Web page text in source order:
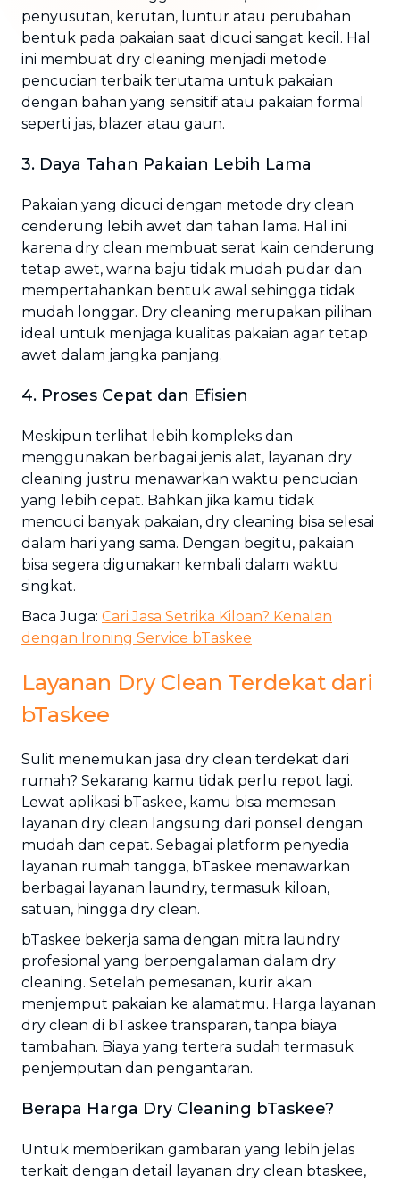
penyusutan, kerutan, luntur atau perubahan
bentuk pada pakaian saat dicuci sangat kecil. Hal
ini membuat dry cleaning menjadi metode
pencucian terbaik terutama untuk pakaian
dengan bahan yang sensitif atau pakaian formal
seperti jas, blazer atau gaun.
3. Daya Tahan Pakaian Lebih Lama
Pakaian yang dicuci dengan metode dry clean
cenderung lebih awet dan tahan lama. Hal ini
karena dry clean membuat serat kain cenderung
tetap awet, warna baju tidak mudah pudar dan
mempertahankan bentuk awal sehingga tidak
mudah longgar. Dry cleaning merupakan pilihan
ideal untuk menjaga kualitas pakaian agar tetap
awet dalam jangka panjang.
4. Proses Cepat dan Efisien
Meskipun terlihat lebih kompleks dan
menggunakan berbagai jenis alat, layanan dry
cleaning justru menawarkan waktu pencucian
yang lebih cepat. Bahkan jika kamu tidak
mencuci banyak pakaian, dry cleaning bisa selesai
dalam hari yang sama. Dengan begitu, pakaian
bisa segera digunakan kembali dalam waktu
singkat.
Baca Juga: Cari Jasa Setrika Kiloan? Kenalan
dengan Ironing Service bTaskee
Layanan Dry Clean Terdekat dari
bTaskee
Sulit menemukan jasa dry clean terdekat dari
rumah? Sekarang kamu tidak perlu repot lagi.
Lewat aplikasi bTaskee, kamu bisa memesan
layanan dry clean langsung dari ponsel dengan
mudah dan cepat. Sebagai platform penyedia
layanan rumah tangga, bTaskee menawarkan
berbagai layanan laundry, termasuk kiloan,
satuan, hingga dry clean.
bTaskee bekerja sama dengan mitra laundry
profesional yang berpengalaman dalam dry
cleaning. Setelah pemesanan, kurir akan
menjemput pakaian ke alamatmu. Harga layanan
dry clean di bTaskee transparan, tanpa biaya
tambahan. Biaya yang tertera sudah termasuk
penjemputan dan pengantaran.
Berapa Harga Dry Cleaning bTaskee?
Untuk memberikan gambaran yang lebih jelas
terkait dengan detail layanan dry clean btaskee,